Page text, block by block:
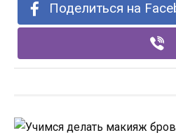
Поделиться на